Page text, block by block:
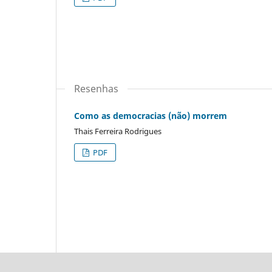
Resenhas
Como as democracias (não) morrem
Thais Ferreira Rodrigues
PDF